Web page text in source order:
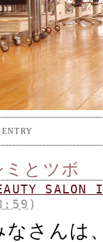
ミとツボ
SALON
)
なさんは